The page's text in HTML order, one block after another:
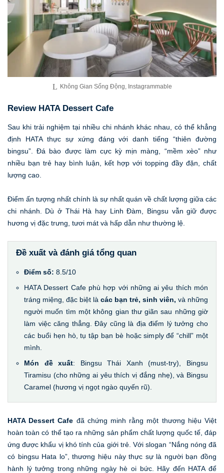
Không Gian Sống Động, Instagrammable
Review HATA Dessert Cafe
Sau khi trải nghiệm tại nhiều chi nhánh khác nhau, có thể khẳng
định HATA thực sự xứng đáng với danh tiếng “thiên đường
bingsu”. Đá bào được làm cực kỳ mịn màng, “mềm xèo” như
nhiều bạn trẻ hay bình luận, kết hợp với topping đầy đặn, chất
lượng cao.
Điểm ấn tượng nhất chính là sự nhất quán về chất lượng giữa các
chi nhánh. Dù ở Thái Hà hay Linh Đàm, Bingsu vẫn giữ được
hương vị đặc trưng, tươi mát và hấp dẫn như thường lệ.
Đề xuất và đánh giá tổng quan
Điểm số: 8.5/10
HATA Dessert Cafe phù hợp với những ai yêu thích món
tráng miệng, đặc biệt là các bạn trẻ, sinh viên, và những
người muốn tìm một không gian thư giãn sau những giờ
làm việc căng thẳng. Đây cũng là địa điểm lý tưởng cho
các buổi hẹn hò, tụ tập bạn bè hoặc simply để “chill” một
mình.
Món đề xuất: Bingsu Thái Xanh (must-try), Bingsu
Tiramisu (cho những ai yêu thích vị đắng nhẹ), và Bingsu
Caramel (hương vị ngọt ngào quyến rũ).
HATA Dessert Cafe đã chứng minh rằng một thương hiệu Việt
hoàn toàn có thể tạo ra những sản phẩm chất lượng quốc tế, đáp
ứng được khẩu vị khó tính của giới trẻ. Với slogan “Nắng nóng đã
có bingsu Hata lo”, thương hiệu này thực sự là người bạn đồng
hành lý tưởng trong những ngày hè oi bức. Hãy đến HATA để